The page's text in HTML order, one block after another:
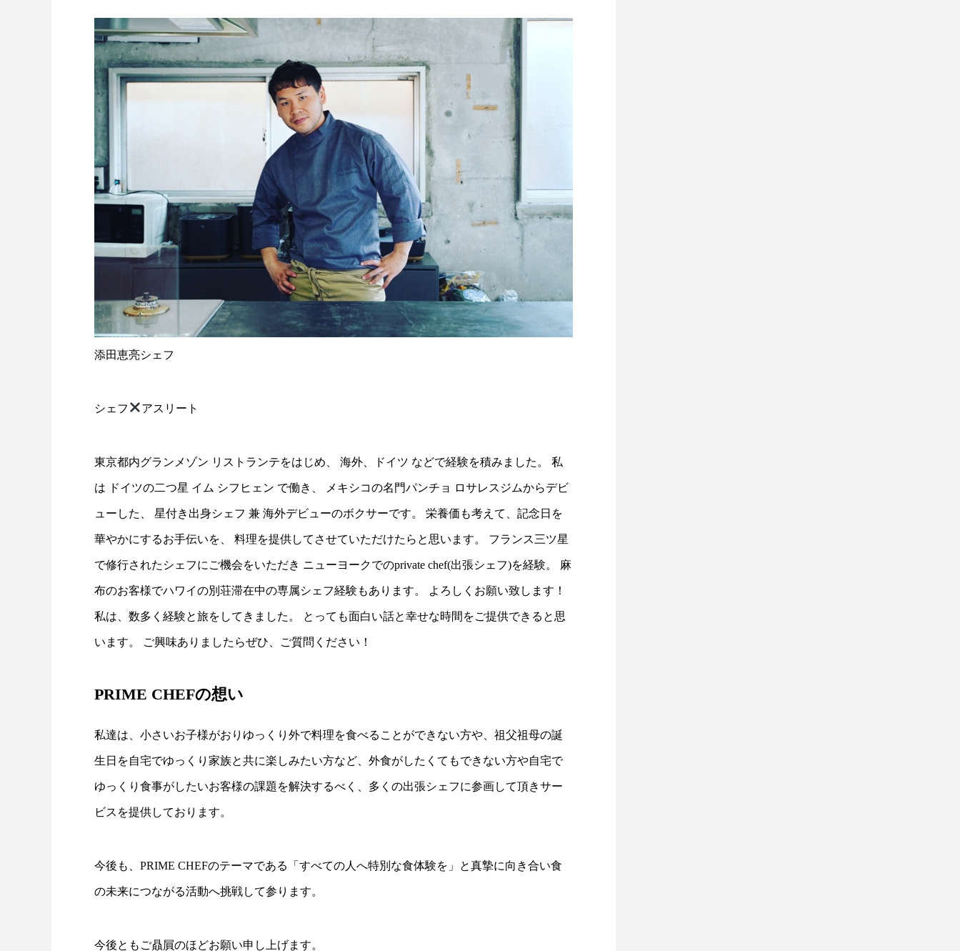
添田恵亮シェフ
シェフ アスリート
東京都内グランメゾン リストランテをはじめ、 海外、ドイツ などで経験を積みました。 私
は ドイツの二つ星 イム シフヒェン で働き、 メキシコの名門パンチョ ロサレスジムからデビ
ューした、 星付き出身シェフ 兼 海外デビューのボクサーです。 栄養価も考えて、記念日を
華やかにするお手伝いを、 料理を提供してさせていただけたらと思います。 フランス三ツ星
で修行されたシェフにご機会をいただき ニューヨークでのprivate chef(出張シェフ)を経験。 麻
布のお客様でハワイの別荘滞在中の専属シェフ経験もあります。 よろしくお願い致します！
私は、数多く経験と旅をしてきました。 とっても面白い話と幸せな時間をご提供できると思
います。 ご興味ありましたらぜひ、ご質問ください！
PRIME CHEFの想い
私達は、小さいお子様がおりゆっくり外で料理を食べることができない方や、祖父祖母の誕
生日を自宅でゆっくり家族と共に楽しみたい方など、外食がしたくてもできない方や自宅で
ゆっくり食事がしたいお客様の課題を解決するべく、多くの出張シェフに参画して頂きサー
ビスを提供しております。
今後も、PRIME CHEFのテーマである「すべての人へ特別な食体験を」と真摯に向き合い食
の未来につながる活動へ挑戦して参ります。
今後ともご贔屓のほどお願い申し上げます。